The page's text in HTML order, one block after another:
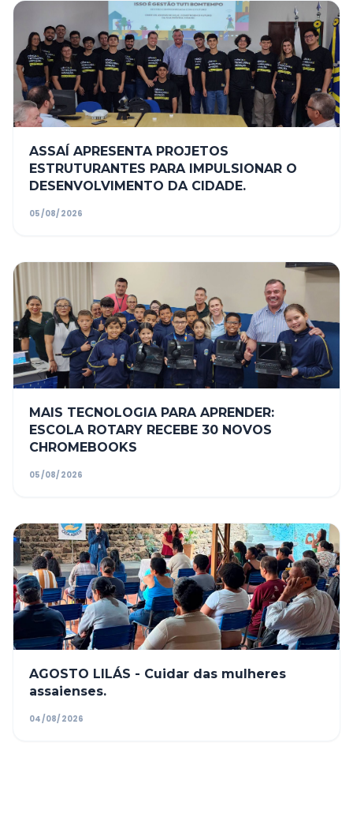
ASSAÍ APRESENTA PROJETOS
ESTRUTURANTES PARA IMPULSIONAR O
DESENVOLVIMENTO DA CIDADE.
05/08/2026
MAIS TECNOLOGIA PARA APRENDER:
ESCOLA ROTARY RECEBE 30 NOVOS
CHROMEBOOKS
05/08/2026
AGOSTO LILÁS - Cuidar das mulheres
assaienses.
04/08/2026